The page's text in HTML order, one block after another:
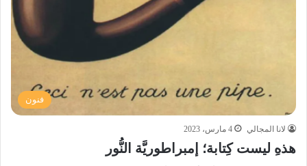
فنون
لانا المجالي 4 مارس، 2023
هذهِ ليست كِتابة؛ إمبراطوريَّة النُّور